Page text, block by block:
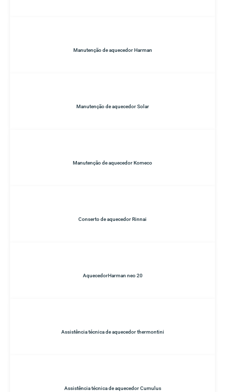
Manutenção de aquecedor Harman
Manutenção de aquecedor Solar
Manutenção de aquecedor Komeco
Conserto de aquecedor Rinnai
AquecedorHarman neo 20
Assistência técnica de aquecedor thermontini
Assistência técnica de aquecedor Cumulus